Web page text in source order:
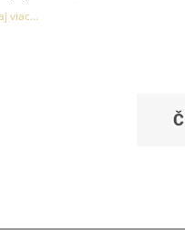
viac...